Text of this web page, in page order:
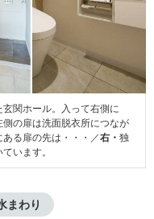
関ホール。入って右側に
の扉は洗面脱衣所につなが
る扉の先は・・・／右・ 独
います。
まわり